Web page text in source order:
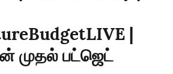
|
முதல் பட்ஜெட்